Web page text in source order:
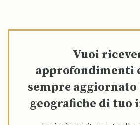
Vuoi
approfondimenti
sempre aggiornato
geografiche di tuo